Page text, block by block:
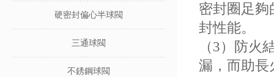
硬密封偏心半球閥
三通球閥
不銹鋼球閥
密封圈足夠
封性能。
（3）防火
漏，而助長